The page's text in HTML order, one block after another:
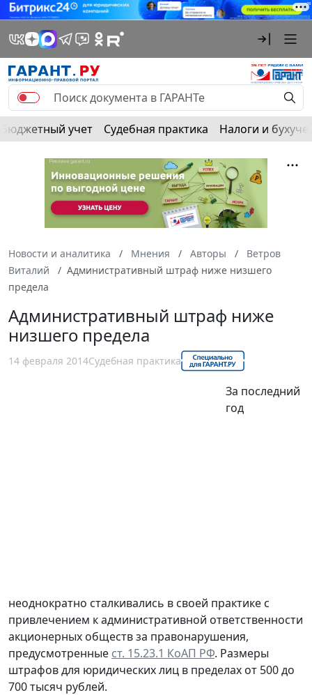
Бюджетный учет Судебная практика Налоги и
Новости и аналитика Мнения Авторы
Ветров
Виталий
Административный штраф ниже низшего
предела
Административный штраф ниже
низшего предела
14 февраля 2014Судебная практика
За последний
год
неоднократно сталкивались в своей практике с
привлечением к административной ответственности
акционерных обществ за правонарушения,
предусмотренные ст. 15.23.1 КоАП РФ. Размеры
штрафов для юридических лиц в пределах от 500 до
700 тысяч рублей.